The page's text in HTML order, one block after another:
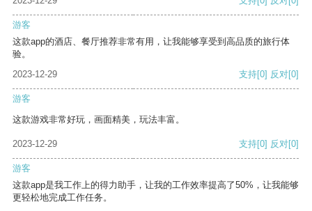
游客
这款app的酒店、餐厅推荐非常有用，让我能够享受到高品质的旅行体
验。
2023-12-29
支持[0] 反对[0]
游客
这款游戏非常好玩，画面精美，玩法丰富。
2023-12-29 支持[0] 反对[0]
游客
这款app是我工作上的得力助手，让我的工作效率提高了50%，让我能够
更轻松地完成工作任务。